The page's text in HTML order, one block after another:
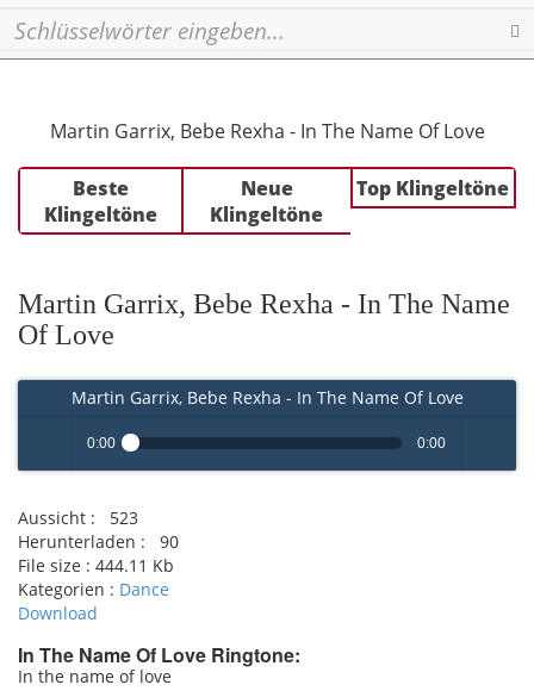
Martin Garrix, Bebe Rexha - In The Name Of Love
Beste
Klingeltöne
Neue
Klingeltöne
Top Klingeltöne
Martin Garrix, Bebe Rexha - In The Name
Of Love
Martin Garrix, Bebe Rexha - In The Name Of Love
Play /
0:00 0:00
Aussicht :
523
Herunterladen :
90
File size : 444.11 Kb
Kategorien : Dance
Download
In The Name Of Love Ringtone:
In the name of love